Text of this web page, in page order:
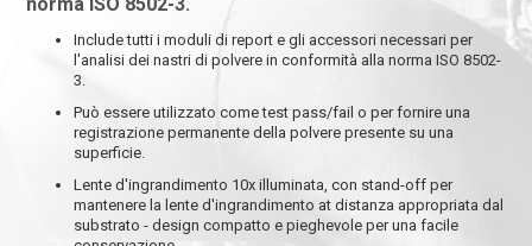
Include tutti i moduli di report e gli accessori necessari per
l'analisi dei nastri di polvere in conformità alla norma ISO 8502-
3.
Può essere utilizzato come test pass/fail o per fornire una
registrazione permanente della polvere presente su una
superficie.
Lente d'ingrandimento 10x illuminata, con stand-off per
mantenere la lente d'ingrandimento at distanza appropriata dal
substrato - design compatto e pieghevole per una facile